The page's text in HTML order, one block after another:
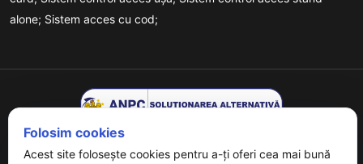
alone; Sistem acces cu cod;
Folosim cookies
Acest site folosește cookies pentru a-ți oferi cea mai bună